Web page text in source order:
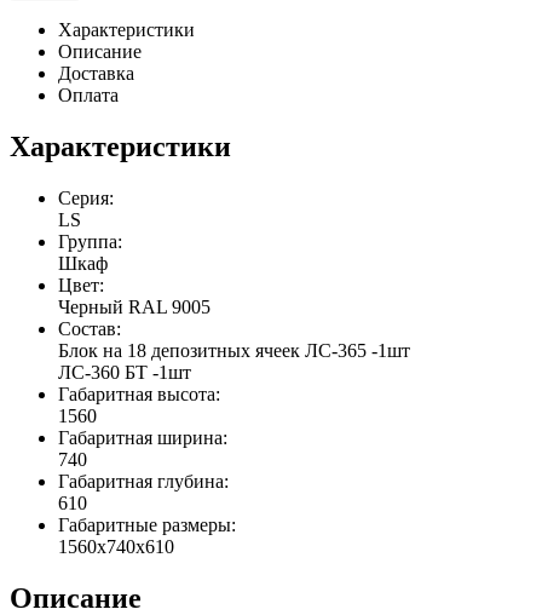
Характеристики
Описание
Доставка
Оплата
Характеристики
Серия:
LS
Группа:
Шкаф
Цвет:
Черный RAL 9005
Состав:
Блок на 18 депозитных ячеек ЛС-365 -1шт
ЛС-360 БТ -1шт
Габаритная высота:
1560
Габаритная ширина:
740
Габаритная глубина:
610
Габаритные размеры:
1560x740x610
Описание